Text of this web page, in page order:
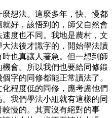
想法。這麼多年，快、慢都
好，該悟到的，師父自然會
度也不同。我地是農村，文
法後才識字的，開始學法讀
也真讓人著急。但一想到師
會。所以我們也要給同修鍛
字的同修都能正常讀法了。
程度低的同修，應考慮他們
我們學法小組就有這樣的同
慢的。其實沒有絕對的事